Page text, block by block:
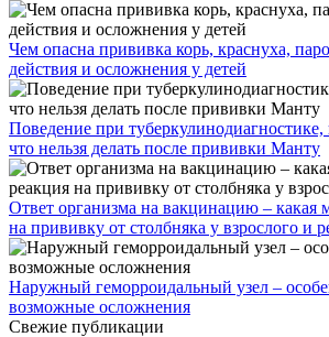
Чем опасна прививка корь, краснуха,
действия и осложнения у детей
Поведение при
что нельзя делать после прививки Манту
Ответ организма на вакцинацию – какая
на прививку от столбняка у взрослого и
Наружный геморроидальный узел –
возможные осложнения
Свежие публикации